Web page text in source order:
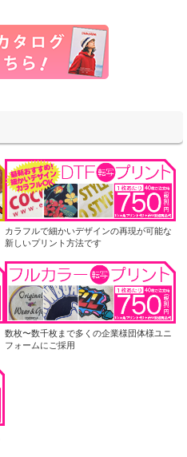
カラフルで細かいデザインの再現が可能な
新しいプリント方法です
数枚〜数千枚まで多くの企業様団体様ユニ
フォームにご採用